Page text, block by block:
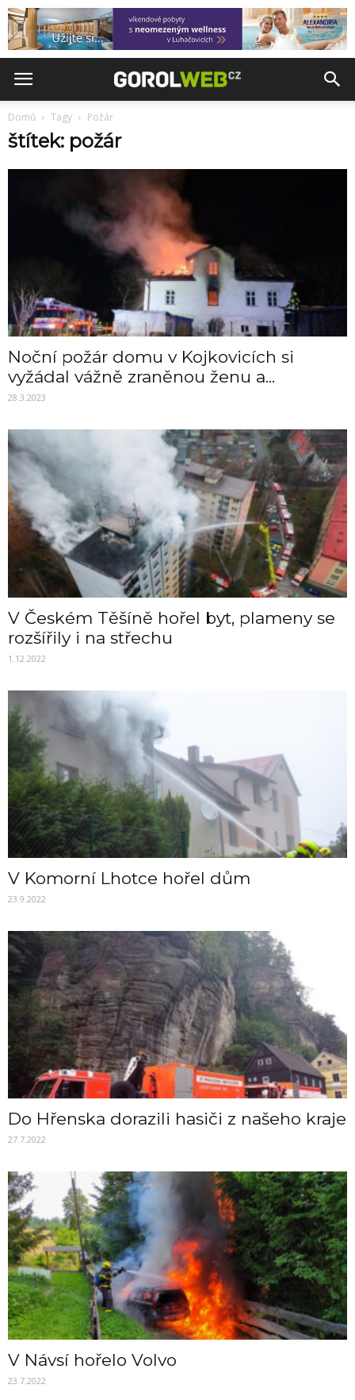
Domů Tagy Požár
štítek: požár
Noční požár domu v Kojkovicích si
vyžádal vážně zraněnou ženu a...
28.3.2023
V Českém Těšíně hořel byt, plameny se
rozšířily i na střechu
1.12.2022
V Komorní Lhotce hořel dům
23.9.2022
Do Hřenska dorazili hasiči z našeho kraje
27.7.2022
V Návsí hořelo Volvo
23.7.2022